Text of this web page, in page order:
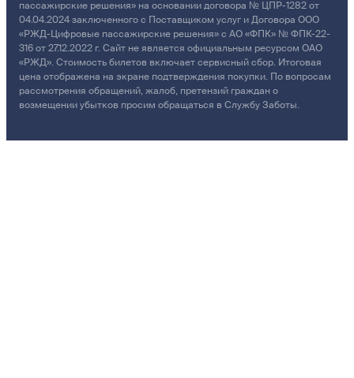
пассажирские решения» на основании договора № ЦПР-1282 от
04.04.2024 заключенного с Поставщиком услуг и Договора ООО
«РЖД-Цифровые пассажирские решения» с АО «ФПК» № ФПК-22-
316 от 27.12.2022 г. Сайт не является официальным ресурсом ОАО
«РЖД». Стоимость билетов включает сервисный сбор. Итоговая
цена отображена на экране подтверждения покупки. По вопросам
рассмотрения обращений, жалоб, претензий граждан о
возмещении убытков просим обращаться в Службу Заботы.